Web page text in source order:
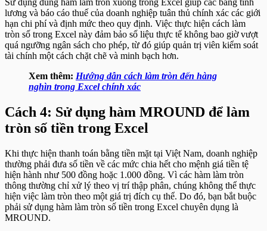
lương và báo cáo thuế của doanh nghiệp tuân thủ chính xác các giới
hạn chi phí và định mức theo quy định. Việc thực hiện cách làm
tròn số trong Excel này đảm bảo số liệu thực tế không bao giờ vượt
quá ngưỡng ngân sách cho phép, từ đó giúp quản trị viên kiểm soát
tài chính một cách chặt chẽ và minh bạch hơn.
Xem thêm: Hướng dẫn cách làm tròn đến hàng
nghìn trong Excel chính xác
Cách 4: Sử dụng hàm MROUND để làm
tròn số tiền trong Excel
Khi thực hiện thanh toán bằng tiền mặt tại Việt Nam, doanh nghiệp
thường phải đưa số tiền về các mức chia hết cho mệnh giá tiền tệ
hiện hành như 500 đồng hoặc 1.000 đồng. Vì các hàm làm tròn
thông thường chỉ xử lý theo vị trí thập phân, chúng không thể thực
hiện việc làm tròn theo một giá trị đích cụ thể. Do đó, bạn bắt buộc
phải sử dụng hàm làm tròn số tiền trong Excel chuyên dụng là
MROUND.